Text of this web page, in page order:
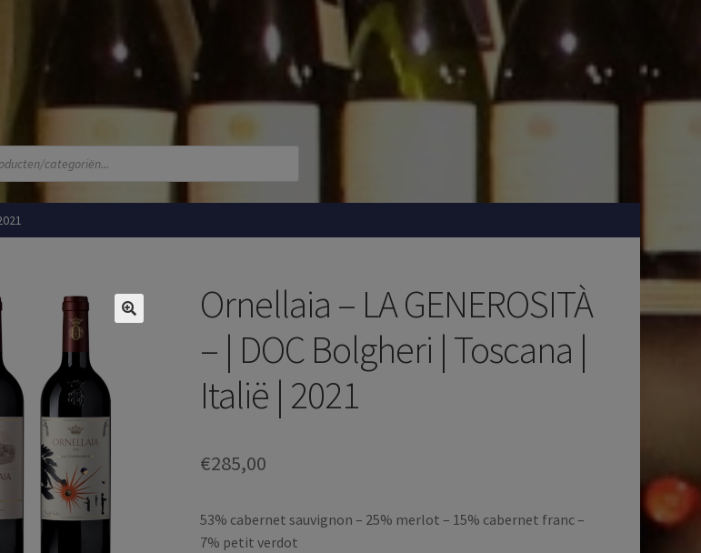
Ornellaia – LA GENEROSITÀ
– | DOC Bolgheri | Toscana |
Italië | 2021
€285,00
53% cabernet sauvignon – 25% merlot – 15% cabernet franc –
7% petit verdot